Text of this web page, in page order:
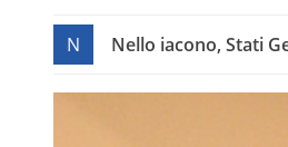
N Nello iacono, Stati